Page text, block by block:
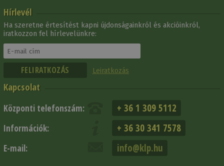
Hírlevél
Ha szeretne értesítést kapni újdonságainkról és akcióinkról,
iratkozzon fel hírlevelünkre:
Leiratkozás
Kapcsolat
Központi telefonszám: + 36 1 309 5112
Információk: + 36 30 341 7578
E-mail: info@klp.hu